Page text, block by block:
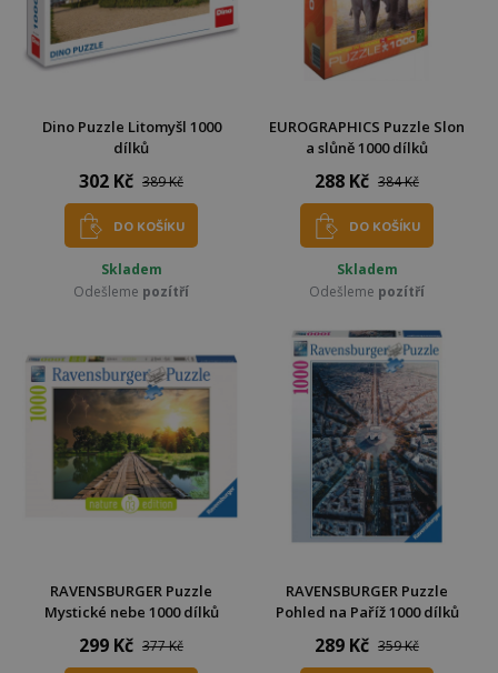
Dino Puzzle Litomyšl 1000
dílků
302 Kč 389 Kč
DO KOŠÍKU
Skladem
Odešleme pozítří
EUROGRAPHICS Puzzle Slon
a slůně 1000 dílků
288 Kč 384 Kč
DO KOŠÍKU
Skladem
Odešleme pozítří
RAVENSBURGER Puzzle
Mystické nebe 1000 dílků
299 Kč 377 Kč
RAVENSBURGER Puzzle
Pohled na Paříž 1000 dílků
289 Kč 359 Kč